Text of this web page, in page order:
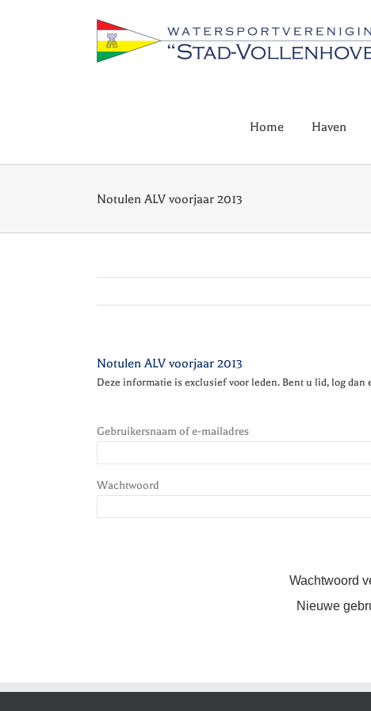
Home Haven
Notulen ALV voorjaar 2013
Notulen ALV voorjaar 2013
Deze informatie is exclusief voor leden. Bent u lid, log dan
Gebruikersnaam of e-mailadres
Wachtwoord
Wachtwoord
Nieuwe